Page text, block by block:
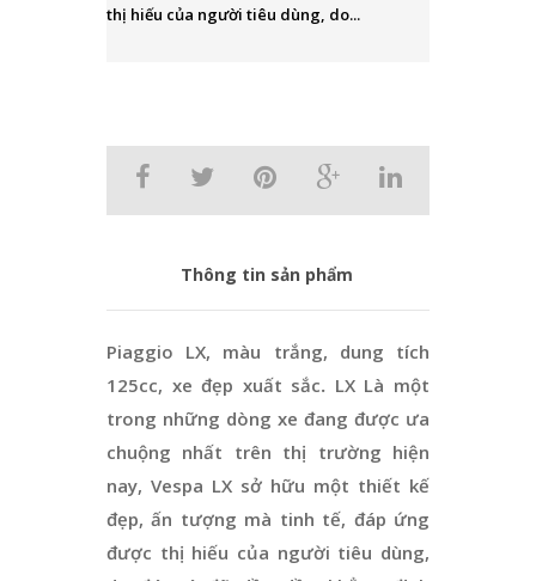
thị hiếu của người tiêu dùng, do...
Thông tin sản phẩm
Piaggio LX, màu trắng, dung tích
125cc, xe đẹp xuất sắc. LX Là một
trong những dòng xe đang được ưa
chuộng nhất trên thị trường hiện
nay, Vespa LX sở hữu một thiết kế
đẹp, ấn tượng mà tinh tế, đáp ứng
được thị hiếu của người tiêu dùng,